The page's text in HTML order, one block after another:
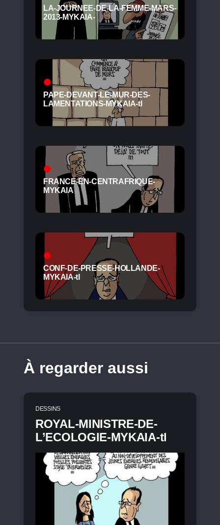
LA-JOURNEE-DE-LA-FEMME-MARS-
2013-MYKAIA-
PAPE-DEVANT-LE-MUR-DES-
LAMENTATIONS-MYKAIA-tl
FRANCE-EN-CENTRAFRIQUE-
MYKAIA
CONF-DE-PRESSE-HOLLANDE-
MYKAIA-tl
À regarder aussi
DESSINS
ROYAL-MINISTRE-DE-
L’ECOLOGIE-MYKAIA-tl